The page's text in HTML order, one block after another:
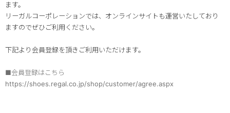
ます。
リーガルコーポレーションでは、オンラインサイトも運営いたしており
ますのでぜひご利用ください。
下記より会員登録を頂きご利用いただけます。
■会員登録はこちら
https://shoes.regal.co.jp/shop/customer/agree.aspx